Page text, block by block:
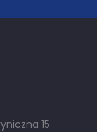
15